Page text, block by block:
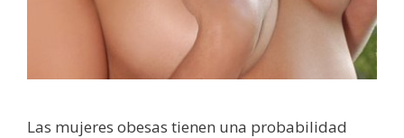
Las mujeres obesas tienen una probabilidad